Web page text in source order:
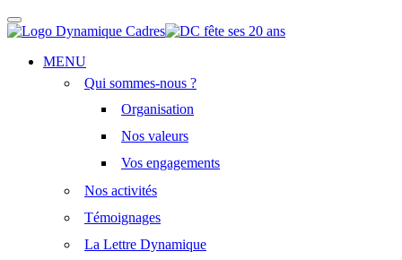
Afficher/masquer
la
Aller
MENU
Qui sommes-nous ?
Organisation
Nos valeurs
Vos engagements
Nos activités
Témoignages
La Lettre Dynamique